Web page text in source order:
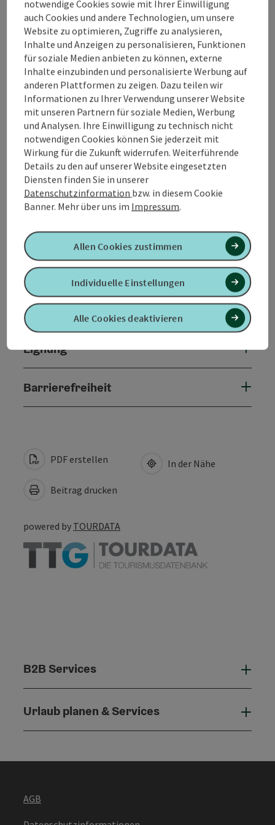
Kontakt
Öffnungszeiten
Küche
Ausstattung
Preise
Anreise/Lage
Eignung
Barrierefreiheit
PDF erstellen
Beitrag drucken
In der Nähe
powered by TOURDATA
B2B Services
Urlaub planen & Services
AGB
notwendige Cookies sowie mit Ihrer Einwilligung
auch Cookies und andere Technologien, um unsere
Website zu optimieren, Zugriffe zu analysieren,
Inhalte und Anzeigen zu personalisieren, Funktionen
für soziale Medien anbieten zu können, externe
Inhalte einzubinden und personalisierte Werbung auf
anderen Plattformen zu zeigen. Dazu teilen wir
Informationen zu Ihrer Verwendung unserer Website
mit unseren Partnern für soziale Medien, Werbung
und Analysen. Ihre Einwilligung zu technisch nicht
notwendigen Cookies können Sie jederzeit mit
Wirkung für die Zukunft widerrufen. Weiterführende
Details zu den auf unserer Website eingesetzten
Diensten finden Sie in unserer
Datenschutzinformation bzw. in diesem Cookie
Banner. Mehr über uns im Impressum.
Alle Cookies deaktivieren
Individuelle Einstellungen
Allen Cookies zustimmen